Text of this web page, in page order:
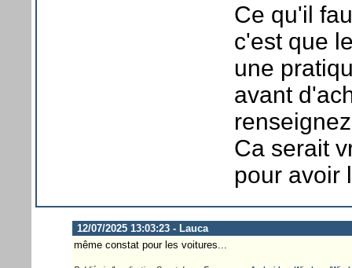
Ce qu'il
c'est que
une
avant
Ca serait
pour avoir
12/07/2025 13:03:23 - Lauca
même constat pour les voitures...